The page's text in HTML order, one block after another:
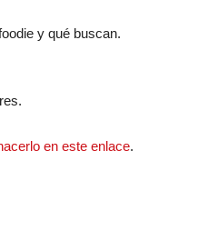
y qué buscan.
en este enlace.